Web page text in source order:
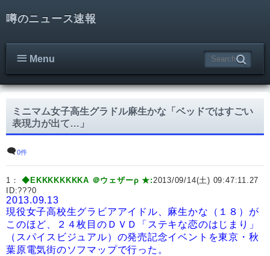
噂のニュース速報
Menu
ミニマム女子高生グラドル麻生かな「ベッドではすごい
表現力が出て…」
0件
1：◆EKKKKKKKKA ＠ウェザーρ ★:2013/09/14(土) 09:47:11.27
ID:???0
2013.09.13
現役女子高校生グラビアアイドル、麻生かな（１８）が
このほど、２４枚目のＤＶＤ「ステキな恋のはじまり」
（スパイスビジュアル）の発売記念イベントを東京・秋
葉原電気街のソフマップで行った。